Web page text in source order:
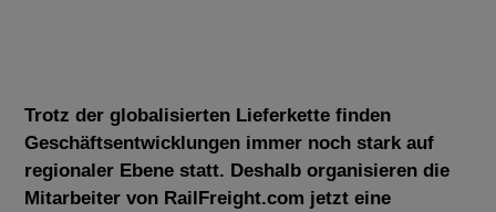
Trotz der globalisierten Lieferkette finden
Geschäftsentwicklungen immer noch stark auf
regionaler Ebene statt. Deshalb organisieren die
Mitarbeiter von RailFreight.com jetzt eine